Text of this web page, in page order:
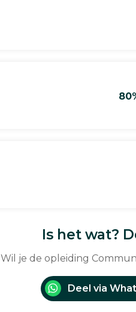
Is het wat?
Wil je de opleiding
Deel via